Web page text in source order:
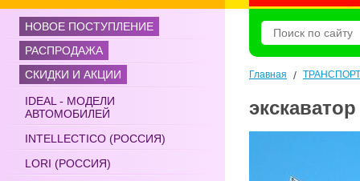
НОВОЕ ПОСТУПЛЕНИЕ
РАСПРОДАЖА
СКИДКИ И АКЦИИ
IDEAL - МОДЕЛИ
АВТОМОБИЛЕЙ
INTELLECTICO (РОССИЯ)
LORI (РОССИЯ)
Главная /